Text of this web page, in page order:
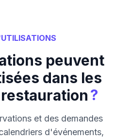
peuvent
dans les
?
et des demandes
d'événements,